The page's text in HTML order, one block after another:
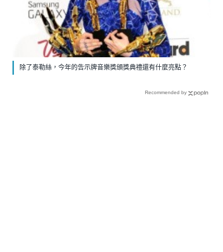
除了泰勒絲，今年的告示牌音樂獎頒獎典禮還有什麼亮點？
Recommended by